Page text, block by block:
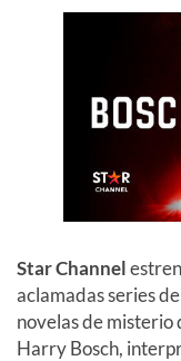
Star Channel
aclamadas series
novelas de misterio
Harry Bosch,